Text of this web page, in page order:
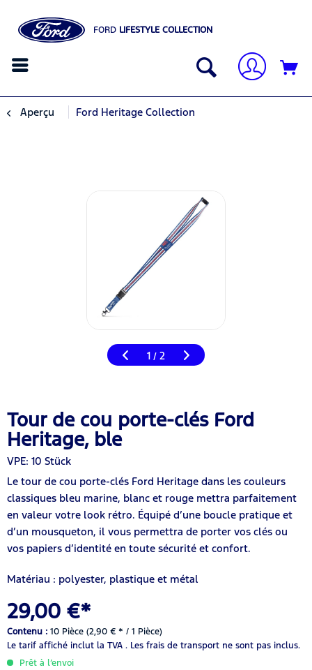
FORD LIFESTYLE COLLECTION
Aperçu Ford Heritage Collection
1 / 2
Tour de cou porte-clés Ford
Heritage, ble
VPE: 10 Stück
Le tour de cou porte-clés Ford Heritage dans les couleurs
classiques bleu marine, blanc et rouge mettra parfaitement
en valeur votre look rétro. Équipé d’une boucle pratique et
d’un mousqueton, il vous permettra de porter vos clés ou
vos papiers d’identité en toute sécurité et confort.
Matériau : polyester, plastique et métal
29,00 €*
Contenu : 10 Pièce (2,90 € * / 1 Pièce)
Le tarif affiché inclut la TVA . Les frais de transport ne sont pas inclus.
Prêt à l’envoi